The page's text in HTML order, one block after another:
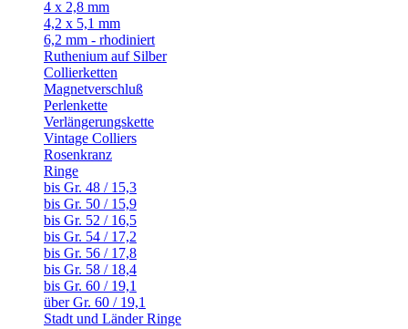
4 x 2,8 mm
4,2 x 5,1 mm
6,2 mm - rhodiniert
Ruthenium auf Silber
Collierketten
Magnetverschluß
Perlenkette
Verlängerungskette
Vintage Colliers
Rosenkranz
Ringe
bis Gr. 48 / 15,3
bis Gr. 50 / 15,9
bis Gr. 52 / 16,5
bis Gr. 54 / 17,2
bis Gr. 56 / 17,8
bis Gr. 58 / 18,4
bis Gr. 60 / 19,1
über Gr. 60 / 19,1
Stadt und Länder Ringe